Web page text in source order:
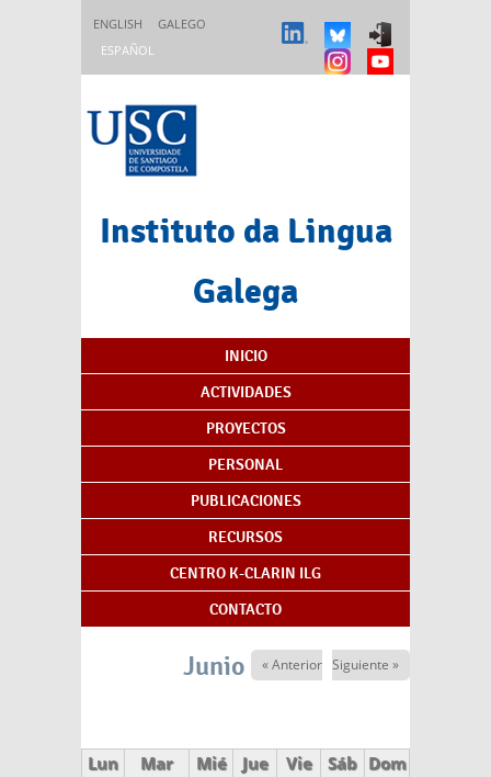
ENGLISH
GALEGO
ESPAÑOL
Instituto da Lingua
Galega
Índice de contenidos
INICIO
ACTIVIDADES
PROYECTOS
PERSONAL
PUBLICACIONES
RECURSOS
CENTRO K-CLARIN ILG
CONTACTO
Junio 2026
« Anterior Siguiente »
Lun Mar Mié Jue Vie Sáb Dom